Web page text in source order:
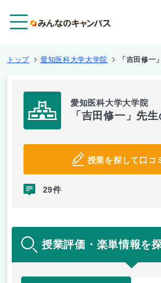
トップ 愛知医科大学大学院 「吉田修一
愛知医科大学大学院
「吉田修一」先
授業を探して口コ
29件
授業評価・楽単情報を